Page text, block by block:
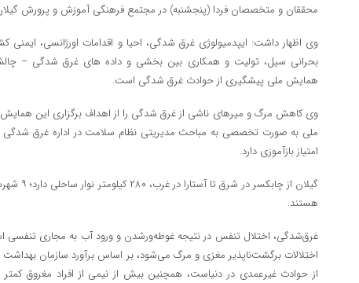
محققان و متخصصان فردا (پنجشنبه) در مجتمع فرهنگی آموزش و پرورش گیلان
وی اظهار داشت: ایپدمیولوژی غرق شدگی، احیا و اقدامات اورژانسی،
بحرانی سیل، تولیت و همکاری بین بخشی و داده های غرق شدگی –
همایش ملی پیشگیری از حوادث غرق شدگی است.
وی کاهش مرگ و میرهای ناشی از غرق شدگی را از اهداف برگزاری این
ملی به صورت تخصصی به مباحث مدیریتی نظام سلامت در اداره غرق
امتیاز بازآموزی دارد.
هستند.
غرق‌شدگی، اختلال تنفس در نتیجه غوطه‌ورشدن و ورود آب به مجاری
اختلالات برگشت‌ناپذیر مغزی و مرگ می‌شود، بر اساس برآورد سازمان